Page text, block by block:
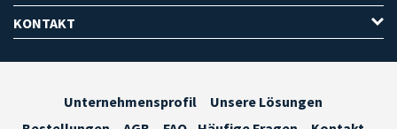
KONTAKT
Unternehmensprofil
Unsere Lösungen